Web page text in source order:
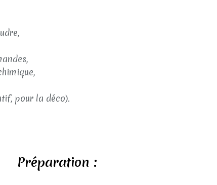
pour la déco).
Préparation :